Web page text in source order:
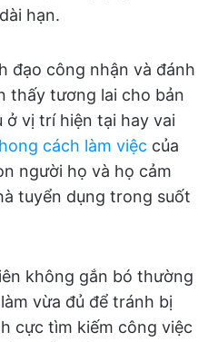
hạn.
đạo công nhận và đánh
thấy tương lai cho bản
vị trí hiện tại hay vai
cách làm việc của
người họ và họ cảm
tuyển dụng trong suốt
không gắn bó thường
vừa đủ để tránh bị
cực tìm kiếm công việc